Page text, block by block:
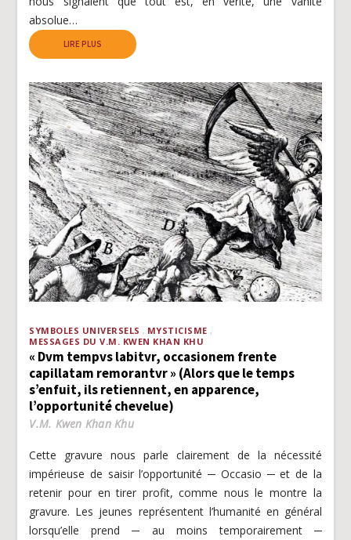
absolue…
LIRE PLUS
SYMBOLES UNIVERSELS
MYSTICISME
MESSAGES DU V.M. KWEN KHAN KHU
« Dvm tempvs labitvr, occasionem frente
capillatam remorantvr » (Alors que le temps
s’enfuit, ils retiennent, en apparence,
l’opportunité chevelue)
V.M. Kwen Khan Khu
Cette gravure nous parle clairement de la nécessité
impérieuse de saisir l’opportunité ─ Occasio ─ et de la
retenir pour en tirer profit, comme nous le montre la
gravure. Les jeunes représentent l’humanité en général
lorsqu’elle prend ─ au moins temporairement ─